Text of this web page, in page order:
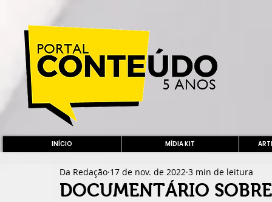
INÍCIO MÍDIA KIT
DOCUMENTÁRIO
Da Redação 17 de nov. de 2022 3 min de leitura